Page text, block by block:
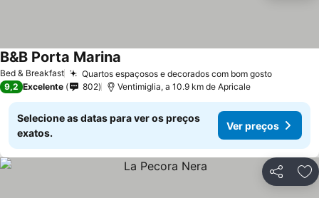
Bed & Breakfast Quartos espaçosos e decorados com bom gosto
B&B Porta Marina
9,2 Excelente 802 Ventimiglia, a 10.9 km de Apricale
Selecione as datas para ver os preços
exatos.
Ver preços
Partilhar